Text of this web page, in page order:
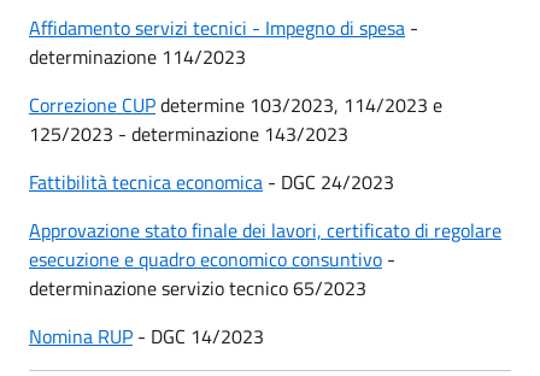
Affidamento servizi tecnici - Impegno di spesa -
determinazione 114/2023
Correzione CUPdetermine 103/2023, 114/2023 e
125/2023 - determinazione 143/2023
Fattibilità tecnica economica - DGC 24/2023
Approvazione stato finale dei lavori, certificato di regolare
esecuzione e quadro economico consuntivo -
determinazione servizio tecnico 65/2023
Nomina RUP - DGC 14/2023